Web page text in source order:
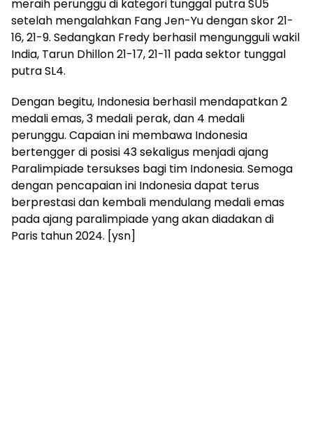
meraih perunggu di kategori tunggal putra SU5
setelah mengalahkan Fang Jen-Yu dengan skor 21-
16, 21-9. Sedangkan Fredy berhasil mengungguli wakil
India, Tarun Dhillon 21-17, 21-11 pada sektor tunggal
putra SL4.
Dengan begitu, Indonesia berhasil mendapatkan 2
medali emas, 3 medali perak, dan 4 medali
perunggu. Capaian ini membawa Indonesia
bertengger di posisi 43 sekaligus menjadi ajang
Paralimpiade tersukses bagi tim Indonesia. Semoga
dengan pencapaian ini Indonesia dapat terus
berprestasi dan kembali mendulang medali emas
pada ajang paralimpiade yang akan diadakan di
Paris tahun 2024. [ysn]